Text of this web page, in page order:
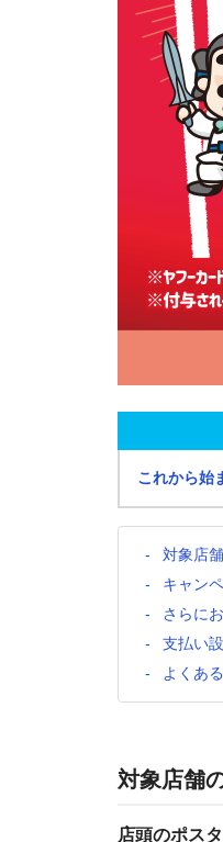
これから始
対象店
キャン
さらに
支払い
よくあ
対象店舗
店頭のポス